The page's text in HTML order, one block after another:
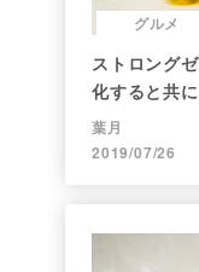
グルメ
ストロング
化すると共
葉月
2019/07/26